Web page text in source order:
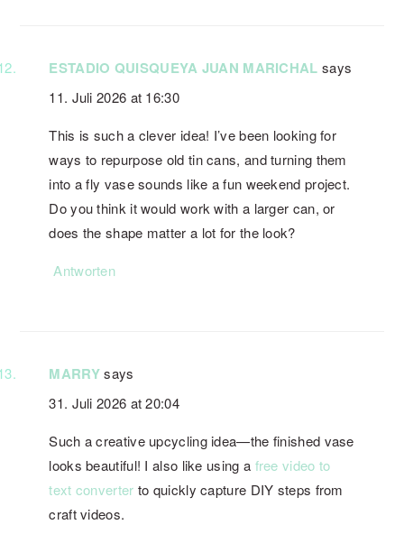
ESTADIO QUISQUEYA JUAN MARICHAL says
11. Juli 2026 at 16:30
This is such a clever idea! I’ve been looking for
ways to repurpose old tin cans, and turning them
into a fly vase sounds like a fun weekend project.
Do you think it would work with a larger can, or
does the shape matter a lot for the look?
Antworten
MARRY says
31. Juli 2026 at 20:04
Such a creative upcycling idea—the finished vase
looks beautiful! I also like using a free video to
text converter to quickly capture DIY steps from
craft videos.